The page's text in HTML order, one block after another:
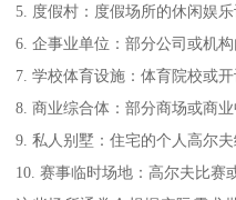
5. 度假村：度假场所的休闲娱乐
6. 企事业单位：部分公司或机
7. 学校体育设施：体育院校或
8. 商业综合体：部分商场或商
9. 私人别墅：住宅的个人高尔夫
10. 赛事临时场地：高尔夫比赛